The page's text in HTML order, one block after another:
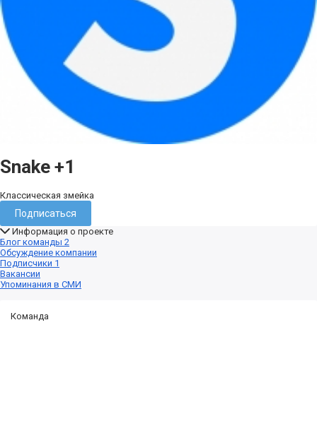
Snake +1
Классическая змейка
Подписаться
Информация о проекте
Блог команды 2
Обсуждение компании
Подписчики 1
Вакансии
Упоминания в СМИ
Команда